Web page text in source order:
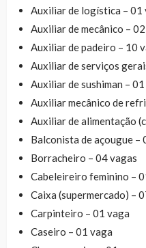
Auxiliar de logística – 01
Auxiliar de mecânico –
Auxiliar de padeiro – 10
Auxiliar de serviços
Auxiliar de sushiman –
Auxiliar mecânico de
Auxiliar de alimentação
Balconista de açougue –
Borracheiro – 04 vagas
Cabeleireiro feminino –
Caixa (supermercado) –
Carpinteiro – 01 vaga
Caseiro – 01 vaga